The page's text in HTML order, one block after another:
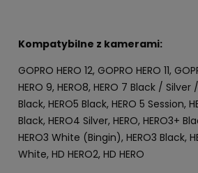
Kompatybilne z kamerami:
GOPRO HERO 12, GOPRO HERO 11,
HERO 9, HERO8, HERO 7 Black / Silver
Black, HERO5 Black, HERO 5 Session,
Black, HERO4 Silver, HERO, HERO3+
HERO3 White (Bingin), HERO3 Black,
White, HD HERO2, HD HERO